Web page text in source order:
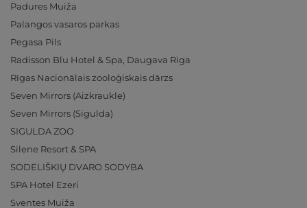
Padures Muiža
Palangos vasaros parkas
Pegasa Pils
Radisson Blu Hotel & Spa, Daugava Riga
Rīgas Nacionālais zooloģiskais dārzs
Seven Mirrors (Aizkraukle)
Seven Mirrors (Sigulda)
SIGULDA ZOO
Silene Resort & SPA
SODELIŠKIŲ DVARO SODYBA
SPA Hotel Ezeri
Sventes Muiža